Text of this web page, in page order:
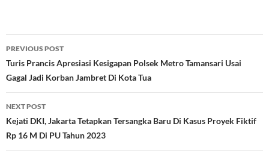
Post
navigation
PREVIOUS POST
Turis Prancis Apresiasi Kesigapan Polsek Metro Tamansari Usai
Gagal Jadi Korban Jambret Di Kota Tua
NEXT POST
Kejati DKI, Jakarta Tetapkan Tersangka Baru Di Kasus Proyek Fiktif
Rp 16 M Di PU Tahun 2023